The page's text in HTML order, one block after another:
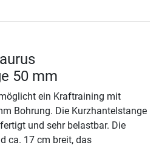
50 mm
ein Kraftraining mit
Bohrung. Die Kurzhantelstange
und sehr belastbar. Die
ca. 17 cm breit, das